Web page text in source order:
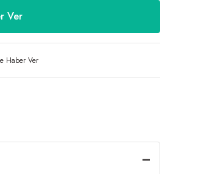
Ver
Haber Ver